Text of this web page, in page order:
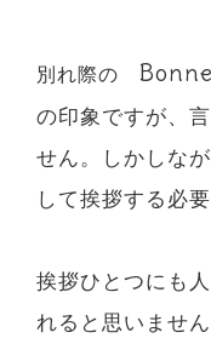
別れ際の
の印象ですが、
せん。しかしな
して挨拶する必
挨拶ひとつにも
れると思いませ